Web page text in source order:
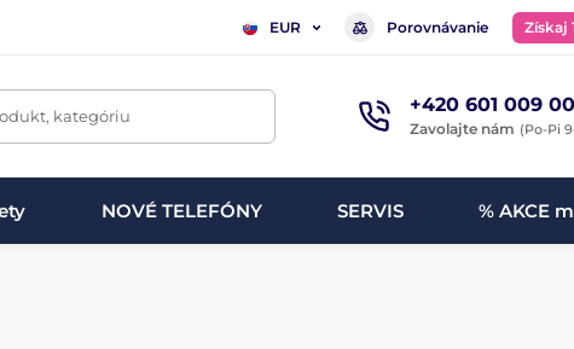
EUR Porovnávanie Získaj
kategóriu +420 601 009
Zavolajte nám (Po-Pi
NOVÉ TELEFÓNY SERVIS % AKCE